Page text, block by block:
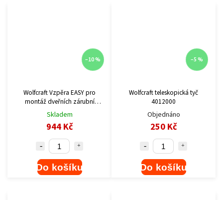
–10 %
Wolfcraft Vzpěra EASY pro
montáž dveřních zárubní
3675000
Skladem
944 Kč
Do košíku
–5 %
Wolfcraft teleskopická tyč
4012000
Objednáno
250 Kč
Do košíku